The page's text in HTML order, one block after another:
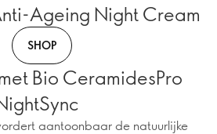
Ageing Night Cream
SHOP
Bio CeramidesPro
aantoonbaar de natuurlijke